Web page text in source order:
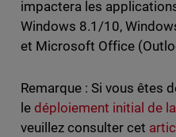
impactera les
Windows 8.1/10,
et Microsoft Office
Remarque : Si vous êtes
le déploiement initial de
veuillez consulter cet